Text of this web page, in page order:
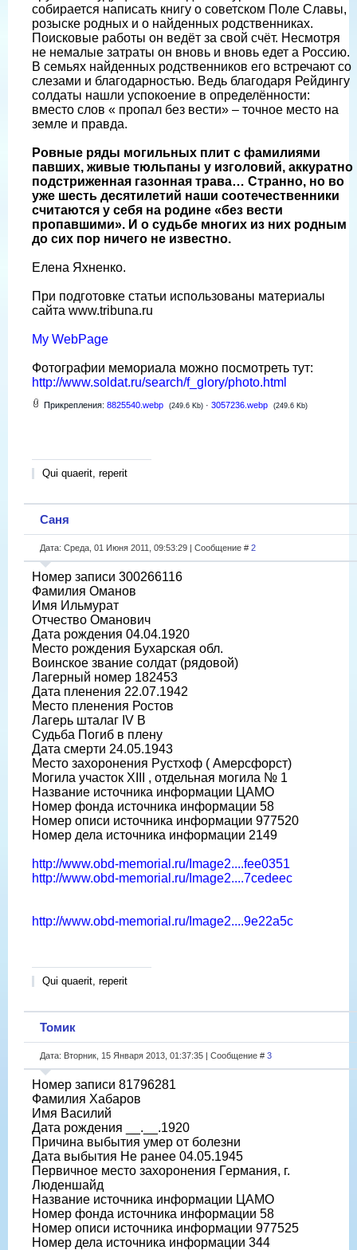
собирается написать книгу о советском Поле Славы,
розыске родных и о найденных родственниках.
Поисковые работы он ведёт за свой счёт. Несмотря
не немалые затраты он вновь и вновь едет а Россию.
В семьях найденных родственников его встречают со
слезами и благодарностью. Ведь благодаря Рейдингу
солдаты нашли успокоение в определённости:
вместо слов « пропал без вести» – точное место на
земле и правда.
Ровные ряды могильных плит с фамилиями
павших, живые тюльпаны у изголовий, аккуратно
подстриженная газонная трава… Странно, но во
уже шесть десятилетий наши соотечественники
считаются у себя на родине «без вести
пропавшими». И о судьбе многих из них родным
до сих пор ничего не известно.
Елена Яхненко.
При подготовке статьи использованы материалы
сайта www.tribuna.ru
My WebPage
Фотографии мемориала можно посмотреть тут:
http://www.soldat.ru/search/f_glory/photo.html
Прикрепления: 8825540.webp (249.6 Kb) · 3057236.webp (249.6 Kb)
Qui quaerit, reperit
Саня
Дата: Среда, 01 Июня 2011, 09:53:29 | Сообщение # 2
Номер записи 300266116
Фамилия Оманов
Имя Ильмурат
Отчество Оманович
Дата рождения 04.04.1920
Место рождения Бухарская обл.
Воинское звание солдат (рядовой)
Лагерный номер 182453
Дата пленения 22.07.1942
Место пленения Ростов
Лагерь шталаг IV B
Судьба Погиб в плену
Дата смерти 24.05.1943
Место захоронения Рустхоф ( Амерсфорст)
Могила участок XIII , отдельная могила № 1
Название источника информации ЦАМО
Номер фонда источника информации 58
Номер описи источника информации 977520
Номер дела источника информации 2149
http://www.obd-memorial.ru/Image2....fee0351
http://www.obd-memorial.ru/Image2....7cedeec
http://www.obd-memorial.ru/Image2....9e22a5c
Qui quaerit, reperit
Томик
Дата: Вторник, 15 Января 2013, 01:37:35 | Сообщение # 3
Номер записи 81796281
Фамилия Хабаров
Имя Василий
Дата рождения __.__.1920
Причина выбытия умер от болезни
Дата выбытия Не ранее 04.05.1945
Первичное место захоронения Германия, г.
Люденшайд
Название источника информации ЦАМО
Номер фонда источника информации 58
Номер описи источника информации 977525
Номер дела источника информации 344